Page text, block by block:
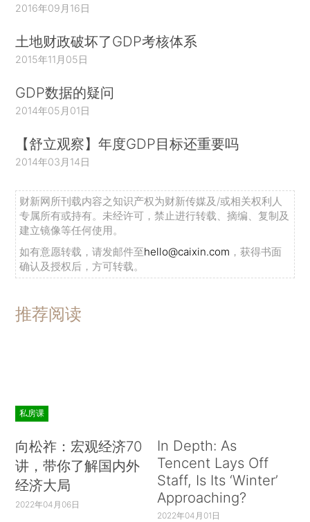
2016年09月16日
土地财政破坏了GDP考核体系
2015年11月05日
GDP数据的疑问
2014年05月01日
【舒立观察】年度GDP目标还重要吗
2014年03月14日
财新网所刊载内容之知识产权为财新传媒及/或相关权利人
专属所有或持有。未经许可，禁止进行转载、摘编、复制及
建立镜像等任何使用。
如有意愿转载，请发邮件至hello@caixin.com ，获得书面
确认及授权后，方可转载。
推荐阅读
私房课
向松祚：宏观经济70
讲，带你了解国内外
经济大局
2022年04月06日
In Depth: As
Tencent Lays Off
Staff, Is Its ‘Winter’
Approaching?
2022年04月01日